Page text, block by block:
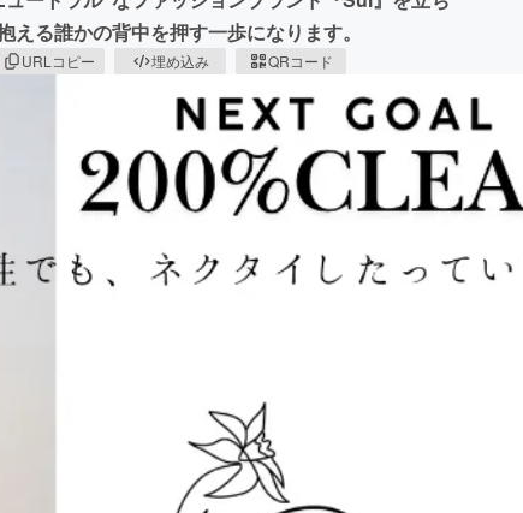
る誰かの背中を押す一歩になります。
URLコピー 埋め込み QRコード